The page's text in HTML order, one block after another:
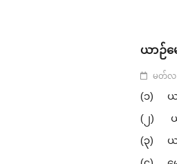
ယာဉ်မ
မတ်လ
(၁) ယာ
(၂) ယ
(၃) ယာ